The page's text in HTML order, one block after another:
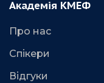
Академія КМЕФ
Про нас
Спікери
Відгуки